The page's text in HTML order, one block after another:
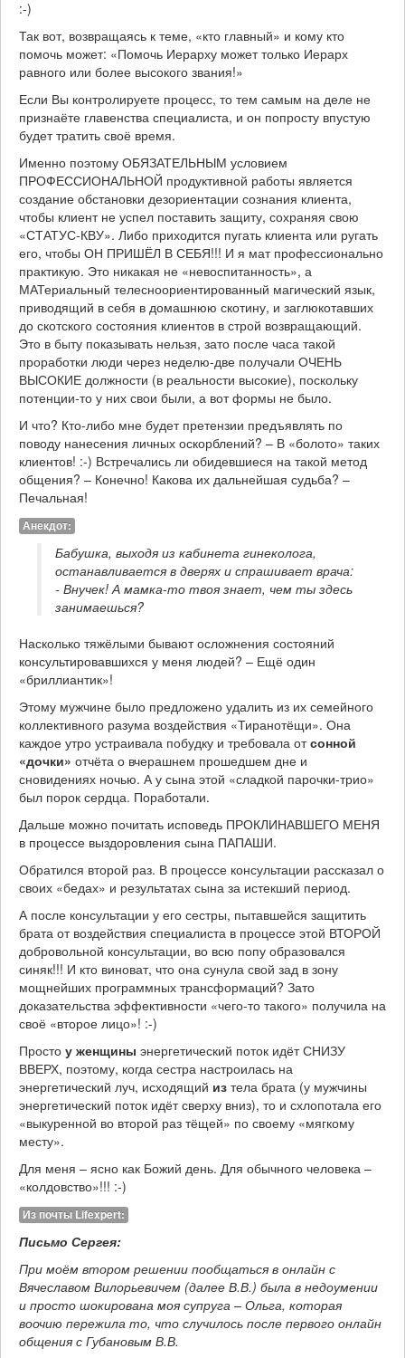
:-)
Так вот, возвращаясь к теме, «кто главный» и кому кто
помочь может: «Помочь Иерарху может только Иерарх
равного или более высокого звания!»
Если Вы контролируете процесс, то тем самым на деле не
признаёте главенства специалиста, и он попросту впустую
будет тратить своё время.
Именно поэтому ОБЯЗАТЕЛЬНЫМ условием
ПРОФЕССИОНАЛЬНОЙ продуктивной работы является
создание обстановки дезориентации сознания клиента,
чтобы клиент не успел поставить защиту, сохраняя свою
«СТАТУС-КВУ». Либо приходится пугать клиента или ругать
его, чтобы ОН ПРИШЁЛ В СЕБЯ!!! И я мат профессионально
практикую. Это никакая не «невоспитанность», а
МАТериальный телесноориентированный магический язык,
приводящий в себя в домашнюю скотину, и заглюкотавших
до скотского состояния клиентов в строй возвращающий.
Это в быту показывать нельзя, зато после часа такой
проработки люди через неделю-две получали ОЧЕНЬ
ВЫСОКИЕ должности (в реальности высокие), поскольку
потенции-то у них свои были, а вот формы не было.
И что? Кто-либо мне будет претензии предъявлять по
поводу нанесения личных оскорблений? – В «болото» таких
клиентов! :-) Встречались ли обидевшиеся на такой метод
общения? – Конечно! Какова их дальнейшая судьба? –
Печальная!
Анекдот:
Бабушка, выходя из кабинета гинеколога,
останавливается в дверях и спрашивает врача:
- Внучек! А мамка-то твоя знает, чем ты здесь
занимаешься?
Насколько тяжёлыми бывают осложнения состояний
консультировавшихся у меня людей? – Ещё один
«бриллиантик»!
Этому мужчине было предложено удалить из их семейного
коллективного разума воздействия «Тиранотёщи». Она
каждое утро устраивала побудку и требовала отсонной
«дочки» отчёта о вчерашнем прошедшем дне и
сновидениях ночью. А у сына этой «сладкой парочки-трио»
был порок сердца. Поработали.
Дальше можно почитать исповедь ПРОКЛИНАВШЕГО МЕНЯ
в процессе выздоровления сына ПАПАШИ.
Обратился второй раз. В процессе консультации рассказал о
своих «бедах» и результатах сына за истекший период.
А после консультации у его сестры, пытавшейся защитить
брата от воздействия специалиста в процессе этой ВТОРОЙ
добровольной консультации, во всю попу образовался
синяк!!! И кто виноват, что она сунула свой зад в зону
мощнейших программных трансформаций? Зато
доказательства эффективности «чего-то такого» получила на
своё «второе лицо»! :-)
Просто у женщины энергетический поток идёт СНИЗУ
ВВЕРХ, поэтому, когда сестра настроилась на
энергетический луч, исходящий из тела брата (у мужчины
энергетический поток идёт сверху вниз), то и схлопотала его
«выкуренной во второй раз тёщей» по своему «мягкому
месту».
Для меня – ясно как Божий день. Для обычного человека –
«колдовство»!!! :-)
Из почты Lifexpert:
Письмо Сергея:
При моём втором решении пообщаться в онлайн с
Вячеславом Вилорьевичем (далее В.В.) была в недоумении
и просто шокирована моя супруга – Ольга, которая
воочию пережила то, что случилось после первого онлайн
общения с Губановым В.В.